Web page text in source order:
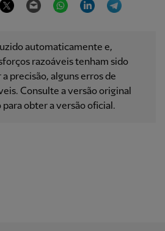
automaticamente e,
razoáveis ​​tenham sido
precisão, alguns erros de
Consulte a versão original
obter a versão oficial.